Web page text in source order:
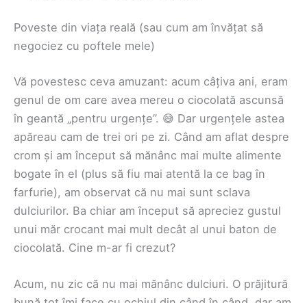
Poveste din viața reală (sau cum am învățat să
negociez cu poftele mele)
Vă povestesc ceva amuzant: acum câțiva ani, eram
genul de om care avea mereu o ciocolată ascunsă
în geantă „pentru urgențe”. 😅 Dar urgențele astea
apăreau cam de trei ori pe zi. Când am aflat despre
crom și am început să mănânc mai multe alimente
bogate în el (plus să fiu mai atentă la ce bag în
farfurie), am observat că nu mai sunt sclava
dulciurilor. Ba chiar am început să apreciez gustul
unui măr crocant mai mult decât al unui baton de
ciocolată. Cine m-ar fi crezut?
Acum, nu zic că nu mai mănânc dulciuri. O prăjitură